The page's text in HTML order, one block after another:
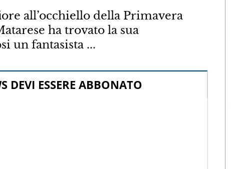
all­’occhiello della Pri­mavera
ha trovato la sua
un fantasista ...
DEVI ESSERE ABBONATO